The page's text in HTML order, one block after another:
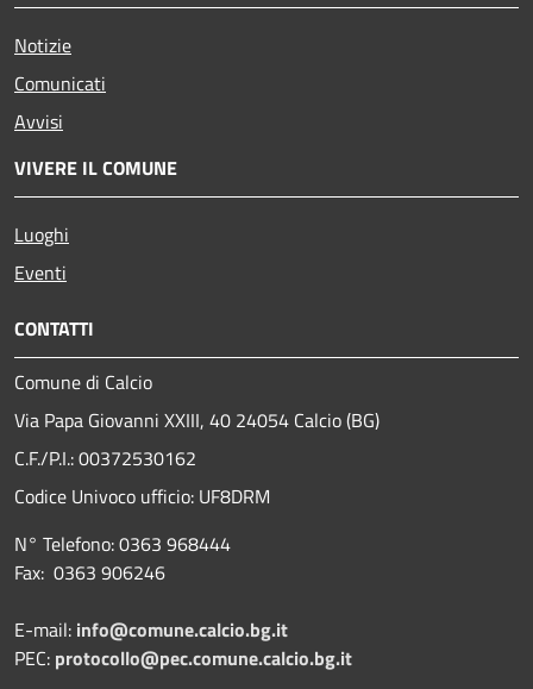
Notizie
Comunicati
Avvisi
VIVERE IL COMUNE
Luoghi
Eventi
CONTATTI
Comune di Calcio
Via Papa Giovanni XXIII, 40 24054 Calcio (BG)
C.F./P.I.: 00372530162
Codice Univoco ufficio: UF8DRM
N° Telefono: 0363 968444
Fax: 0363 906246
E-mail: info@comune.calcio.bg.it
PEC: protocollo@pec.comune.calcio.bg.it